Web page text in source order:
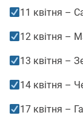
11 квітня –
12 квітня –
13 квітня –
14 квітня –
17 квітня –